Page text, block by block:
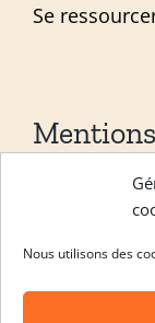
Nous utilisons des
Se
Mentions